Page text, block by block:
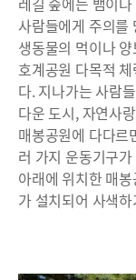
사람들에게 주의를
생동물의 먹이나
호계공원 다목적
다. 지나가는 사람
다운 도시, 자연사
매봉공원에 다다르
러 가지 운동기구
아래에 위치한 매
가 설치되어 사색